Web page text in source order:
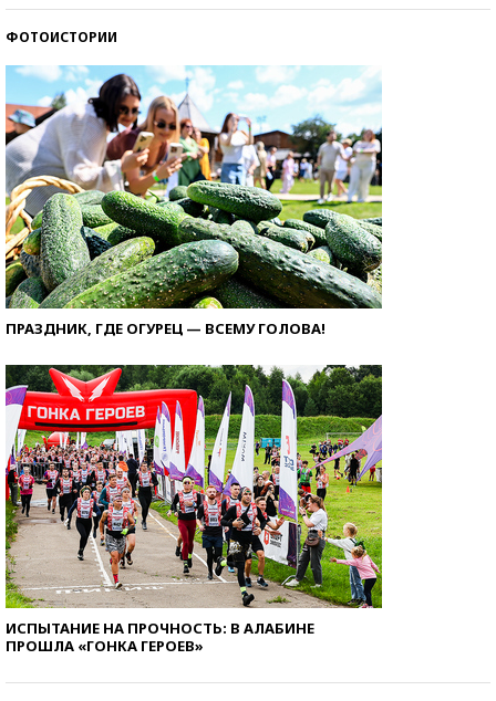
ФОТОИСТОРИИ
ПРАЗДНИК, ГДЕ ОГУРЕЦ — ВСЕМУ ГОЛОВА!
ИСПЫТАНИЕ НА ПРОЧНОСТЬ: В АЛАБИНЕ
ПРОШЛА «ГОНКА ГЕРОЕВ»